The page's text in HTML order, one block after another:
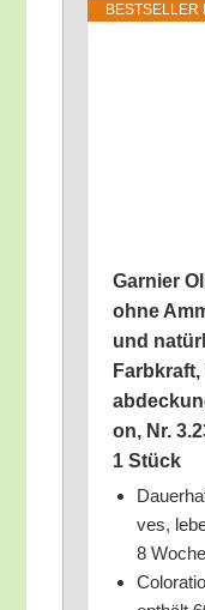
BEST­SEL­LER
Gar­nier
ohne
und
on, Nr.
1 Stück
ves,
8